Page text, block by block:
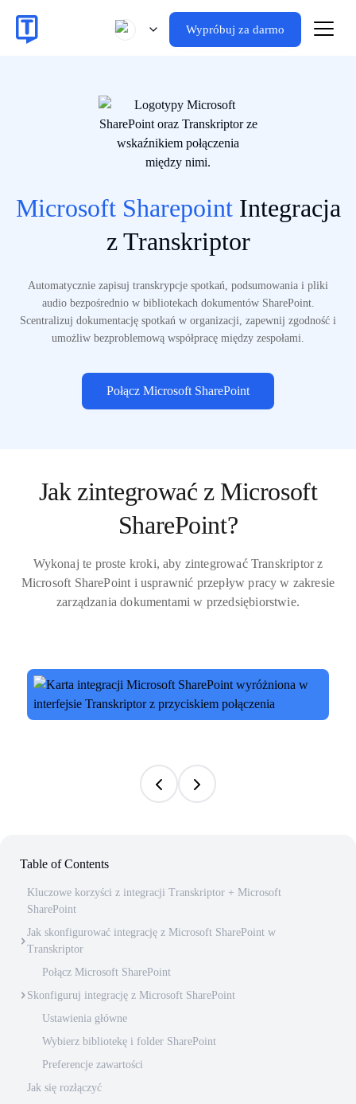
Wypróbuj za darmo
Microsoft SharepointIntegracja
z Transkriptor
Automatycznie zapisuj transkrypcje spotkań, podsumowania i pliki
audio bezpośrednio w bibliotekach dokumentów SharePoint.
Scentralizuj dokumentację spotkań w organizacji, zapewnij zgodność i
umożliw bezproblemową współpracę między zespołami.
Połącz Microsoft SharePoint
Jak zintegrować z Microsoft
SharePoint?
Wykonaj te proste kroki, aby zintegrować Transkriptor z
Microsoft SharePoint i usprawnić przepływ pracy w zakresie
zarządzania dokumentami w przedsiębiorstwie.
Table of Contents
Kluczowe korzyści z integracji Transkriptor + Microsoft
SharePoint
Jak skonfigurować integrację z Microsoft SharePoint w
Transkriptor
Połącz Microsoft SharePoint
Skonfiguruj integrację z Microsoft SharePoint
Ustawienia główne
Wybierz bibliotekę i folder SharePoint
Preferencje zawartości
Jak się rozłączyć